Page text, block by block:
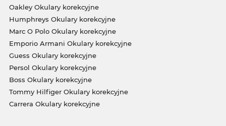
Oakley Okulary korekcyjne
Humphreys Okulary korekcyjne
Marc O Polo Okulary korekcyjne
Emporio Armani Okulary korekcyjne
Guess Okulary korekcyjne
Persol Okulary korekcyjne
Boss Okulary korekcyjne
Tommy Hilfiger Okulary korekcyjne
Carrera Okulary korekcyjne